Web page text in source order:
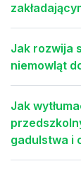
Jak rozwija
niemowląt
Jak
gadulstwa i